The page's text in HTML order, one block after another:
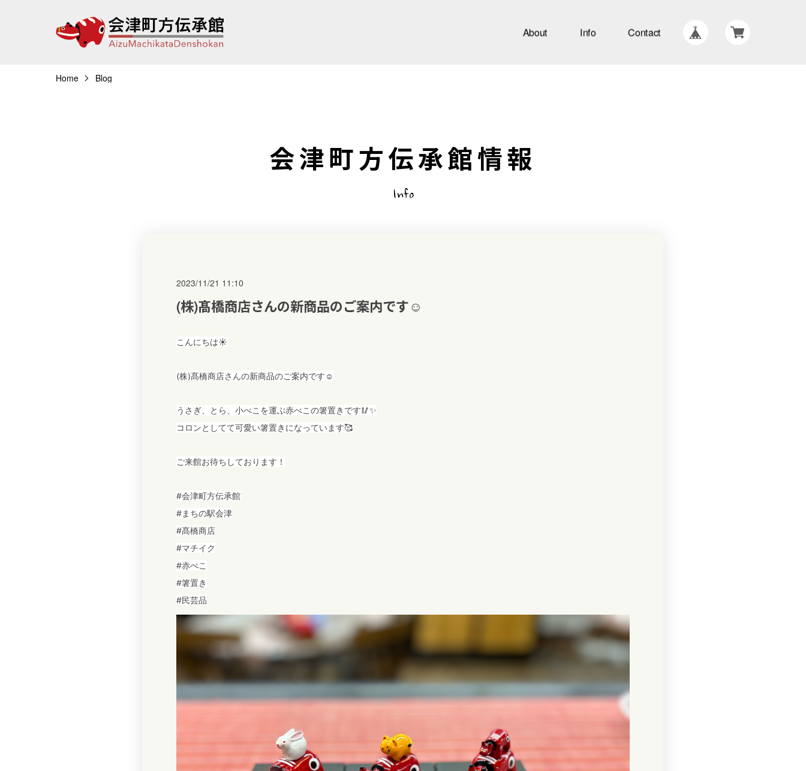
About Info Contact
Home Blog
会津町方伝承館情報
Info
(株)髙橋商店さんの新商品のご案内です☺️
2023/11/21 11:10
こんにちは☀️
(株)髙橋商店さんの新商品のご案内です☺️
うさぎ、とら、小べこを運ぶ赤べこの箸置きです🥢✨
コロンとしてて可愛い箸置きになっています🥰
ご来館お待ちしております！
#会津町方伝承館
#まちの駅会津
#髙橋商店
#マチイク
#赤べこ
#箸置き
#民芸品